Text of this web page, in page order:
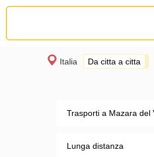
Italia Da citta a citta
Trasporti a Mazara del
Lunga distanza